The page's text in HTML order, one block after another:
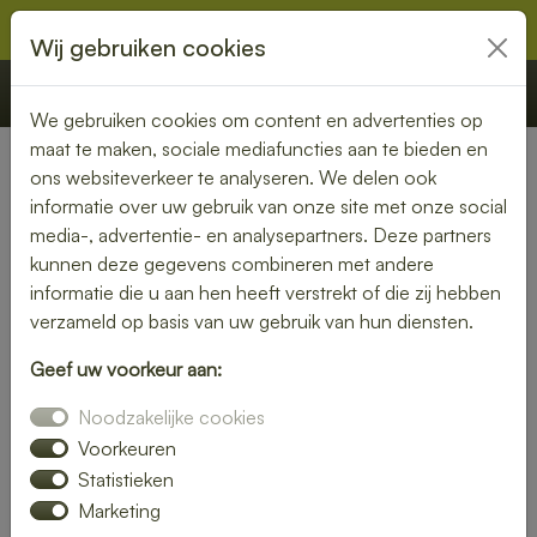
€ 0,00 Offerte Bestellen
Nederland» Deest
Verse lunch laten bezorgen in
Deest – geniet zonder zorgen
bezorgservice in Deest. Van knapperige broodjes tot
kleurrijke salades – wij bezorgen jouw favoriete
lunchgerechten precies wanneer jij het nodig hebt. Ideaal
voor thuis, op kantoor of tijdens een vergadering.
Onze gerechten worden dagelijks vers bereid en met zorg
Wij gebruiken cookies
We gebruiken cookies om content en advertenties op
maat te maken, sociale mediafuncties aan te bieden en
ons websiteverkeer te analyseren. We delen ook
informatie over uw gebruik van onze site met onze social
media-, advertentie- en analysepartners. Deze partners
kunnen deze gegevens combineren met andere
informatie die u aan hen heeft verstrekt of die zij hebben
verzameld op basis van uw gebruik van hun diensten.
Geef uw voorkeur aan:
Noodzakelijke cookies
Voorkeuren
Statistieken
Marketing